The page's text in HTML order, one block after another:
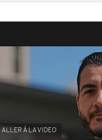
ALLER À LA VIDEO